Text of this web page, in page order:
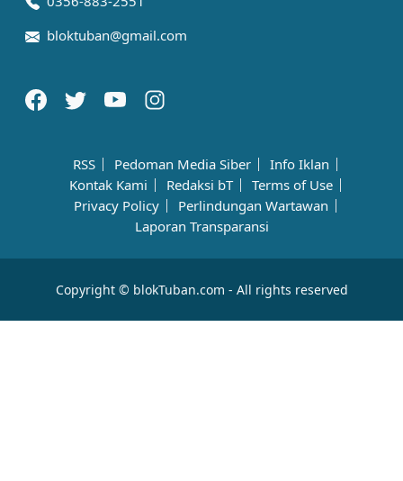
bloktuban@gmail.com
RSS Pedoman Media Siber
Info Iklan
Kontak Kami
Redaksi bT
Terms of Use
Privacy Policy
Perlindungan Wartawan
Laporan Transparansi
Copyright © blokTuban.com - All rights reserved